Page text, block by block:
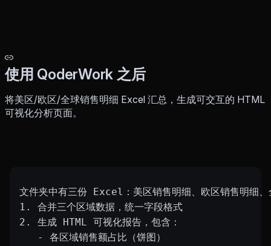
使用 QoderWork 之后
将美区/欧区/全球销售明细 Excel 汇总，生成可交互的 HTML
可视化分析页面。
文件夹中有三份 Excel：美区销售明细、欧区销售明细、
1. 合并三个区域数据，统一字段格式
2. 生成 HTML 可视化报告，包含：
   - 各区域销售额占比（饼图）